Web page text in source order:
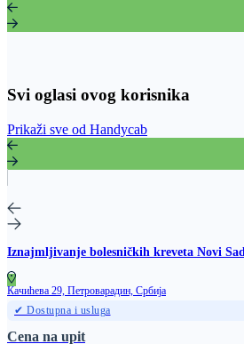
Svi oglasi ovog korisnika
Prikaži sve od Handycab
Iznajmljivanje bolesničkih kreveta Novi Sad
Качићева 29, Петроварадин, Србија
✔ Dostupna i usluga
Cena na upit